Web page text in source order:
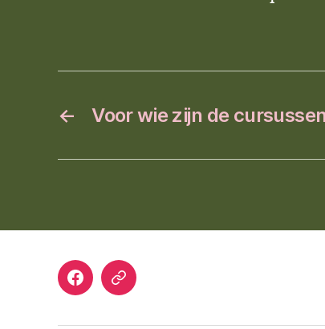
← Voor wie zijn de
FacebookPrivacybeleid